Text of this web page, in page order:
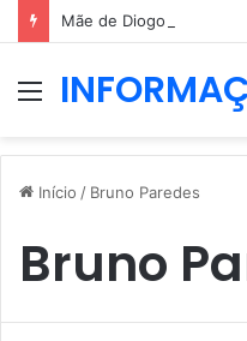
Menu
Início / Bruno Paredes
Bruno